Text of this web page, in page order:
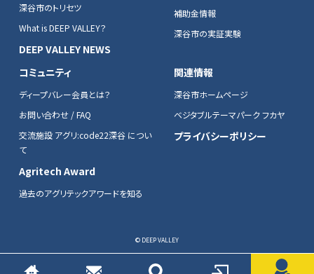
深谷市のトリセツ
What is DEEP VALLEY？
DEEP VALLEY NEWS
補助金情報
深谷市の実証実験
コミュニティ
ディープバレー会員とは？
お問い合わせ / FAQ
交流施設 アグリ:code22深谷 につい
て
Agritech Award
過去のアグリテックアワードを知る
関連情報
深谷市ホームページ
ベジタブルテーマパーク フカヤ
プライバシーポリシー
© DEEP VALLEY